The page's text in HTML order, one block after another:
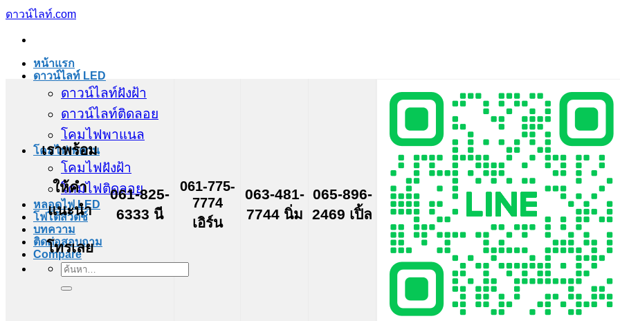
ข้าม
เนื้อหา
ดาวน์ไลท์.com
หน้าแรก
ดาวน์ไลท์ LED
ดาวน์ไลท์ฝังฝ้า
ดาวน์ไลท์ติดลอย
โคมไฟพาแนล
โคมไฟเพดาน
โคมไฟฝังฝ้า
โคมไฟติดลอย
หลอดไฟ LED
โฟโต้สวิตช์
บทความ
ติดต่อสอบถาม
Compare
ค้นหา:
เราพร้อม
ให้คำ
แนะนำ
โทรเลย
061-825-
6333 นี
061-775-
7774
เอิร์น
063-481-
7744 นิ่ม
065-896-
2469 เปิ้ล